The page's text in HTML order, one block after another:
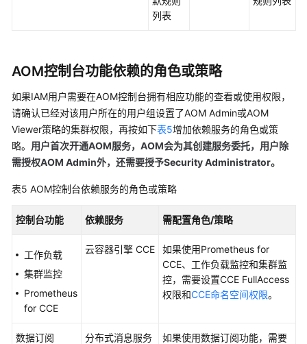
列表
AOM控制台功能依赖的角色或策略
如果IAM用户需要在AOM控制台拥有相应功能的查看或使用权限，
请确认已经对该用户所在的用户组设置了AOM Admin或AOM
Viewer策略的集群权限，再按如下表5增加依赖服务的角色或策
略。 用户首次开通AOM服务，AOM会为其创建服务委托，用户除
需授权AOM Admin外，还需要授予Security Administrator。
表5 AOM控制台依赖服务的角色或策略
控制台功能 依赖服务 需配置角色/策略
工作负载
集群监控
Prometheus
for CCE
云容器引擎 CCE
如果使用Prometheus for
CCE、工作负载监控和集群监
控，需要设置CCE FullAccess
权限和CCE命名空间权限。
数据订阅
分布式消息服务
如果使用数据订阅功能，需要